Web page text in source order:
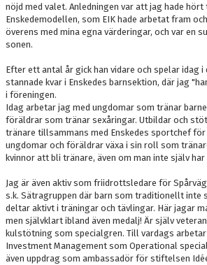
nöjd med valet. Anledningen var att jag hade hört
Enskedemodellen, som EIK hade arbetat fram
överens med mina egna värderingar, och var en
sonen.
Efter ett antal år gick han vidare och spelar idag i
stannade kvar i Enskedes barnsektion, där jag
i föreningen.
Idag arbetar jag med ungdomar som tränar
föräldrar som tränar sexåringar. Utbildar och
tränare tillsammans med Enskedes sportchef
ungdomar och föräldrar växa i sin roll som
kvinnor att bli tränare, även om man inte själv
Jag är även aktiv som friidrottsledare för
s.k. Sätragruppen där barn som traditionellt
deltar aktivt i träningar och tävlingar. Här jagar
men självklart ibland även medalj! Är själv
kulstötning som specialgren. Till vardags arbetar
Investment Management som Operational
även uppdrag som ambassadör för stiftelsen